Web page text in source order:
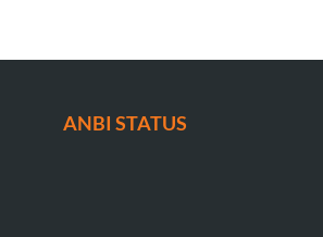
ANBI STATUS